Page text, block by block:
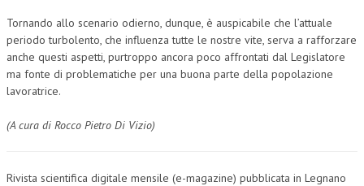
Tornando allo scenario odierno, dunque, è auspicabile che l’attuale
periodo turbolento, che influenza tutte le nostre vite, serva a rafforzare
anche questi aspetti, purtroppo ancora poco affrontati dal Legislatore
ma fonte di problematiche per una buona parte della popolazione
lavoratrice.
(A cura di Rocco Pietro Di Vizio)
Rivista scientifica digitale mensile (e-magazine) pubblicata in Legnano